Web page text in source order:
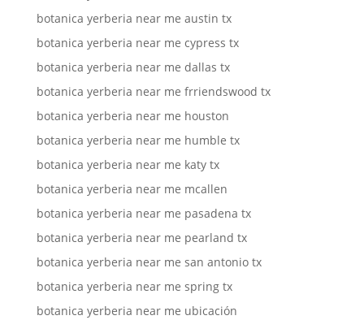
botanica yerberia near me austin tx
botanica yerberia near me cypress tx
botanica yerberia near me dallas tx
botanica yerberia near me frriendswood tx
botanica yerberia near me houston
botanica yerberia near me humble tx
botanica yerberia near me katy tx
botanica yerberia near me mcallen
botanica yerberia near me pasadena tx
botanica yerberia near me pearland tx
botanica yerberia near me san antonio tx
botanica yerberia near me spring tx
botanica yerberia near me ubicación